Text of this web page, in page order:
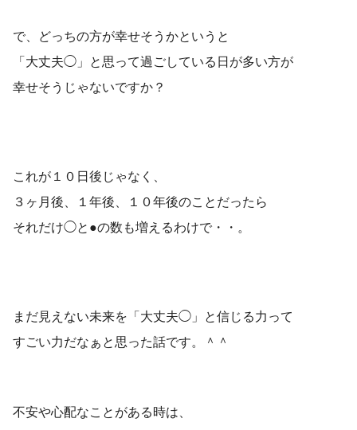
で、どっちの方が幸せそうかというと
「大丈夫◯」と思って過ごしている日が多い方が
幸せそうじゃないですか？
これが１０日後じゃなく、
３ヶ月後、１年後、１０年後のことだったら
それだけ◯と●の数も増えるわけで・・。
まだ見えない未来を「大丈夫◯」と信じる力って
すごい力だなぁと思った話です。＾＾
不安や心配なことがある時は、